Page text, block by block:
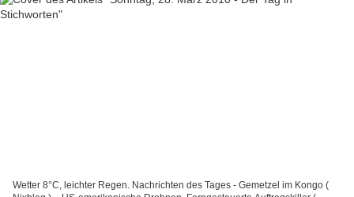
Wetter 8°C, leichter Regen. Nachrichten des Tages - Gemetzel im Kongo (